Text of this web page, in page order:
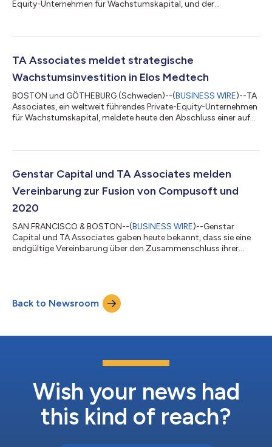
Equity-Unternehmen für Wachstumskapital, und der
führenden Technologieentwickler für Real-Time Rendering und
(AEC), und Chaos, einem weltweit führenden Unternehmen für
fotorealistische Rendering-Technologie, an. Durch...
TA Associates meldet strategische
Wachstumsinvestition in Elos Medtech
BOSTON und GÖTHEBURG (Schweden)--(BUSINESS WIRE)--TA
Associates, ein weltweit führendes Private-Equity-Unternehmen
für Wachstumskapital, meldete heute den Abschluss einer auf
innovativen Auftragsfertigungsunternehmen (Contract
Service auf dem weltweiten Medizinproduktemarkt. Gegründet
1923, hat Elos Medtech den Hauptsitz im schwed...
Genstar Capital und TA Associates melden
Vereinbarung zur Fusion von Compusoft und
2020
SAN FRANCISCO & BOSTON--(BUSINESS WIRE)--Genstar
Capital und TA Associates gaben heute bekannt, dass sie eine
endgültige Vereinbarung über den Zusammenschluss ihrer
Fertigungsbranchen, und 2020 Technologies („2020“), einen
führenden Anbieter von Speziallösungen im Bereich Computer-
aided Design („CAD“), Configure, Price,...
Back to Newsroom
Wish your news had
this kind of reach?